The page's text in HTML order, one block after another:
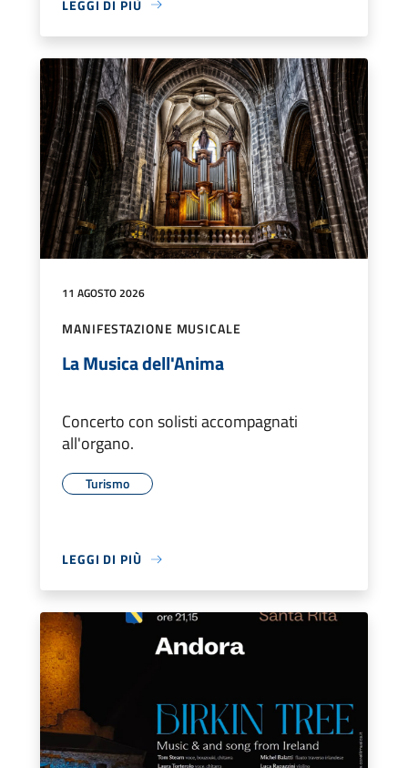
LEGGI DI PIÙ
11 AGOSTO 2026
MANIFESTAZIONE MUSICALE
La Musica dell'Anima
Concerto con solisti accompagnati
all'organo.
Turismo
LEGGI DI PIÙ